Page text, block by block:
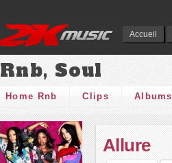
Accueil
Rnb, Soul
Home Rnb Clips Albums
Allure